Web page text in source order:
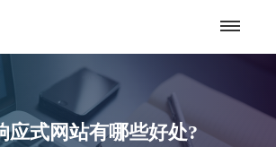
应式网站有哪些好处?